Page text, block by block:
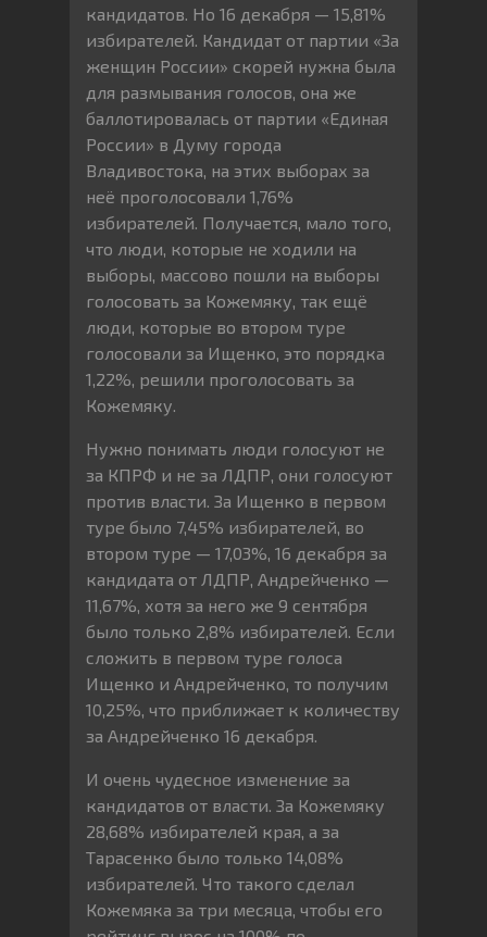
кандидатов. Но 16 декабря — 15,81%
избирателей. Кандидат от партии «За
женщин России» скорей нужна была
для размывания голосов, она же
баллотировалась от партии «Единая
России» в Думу города
Владивостока, на этих выборах за
неё проголосовали 1,76%
избирателей. Получается, мало того,
что люди, которые не ходили на
выборы, массово пошли на выборы
голосовать за Кожемяку, так ещё
люди, которые во втором туре
голосовали за Ищенко, это порядка
1,22%, решили проголосовать за
Кожемяку.
Нужно понимать люди голосуют не
за КПРФ и не за ЛДПР, они голосуют
против власти. За Ищенко в первом
туре было 7,45% избирателей, во
втором туре — 17,03%, 16 декабря за
кандидата от ЛДПР, Андрейченко —
11,67%, хотя за него же 9 сентября
было только 2,8% избирателей. Если
сложить в первом туре голоса
Ищенко и Андрейченко, то получим
10,25%, что приближает к количеству
за Андрейченко 16 декабря.
И очень чудесное изменение за
кандидатов от власти. За Кожемяку
28,68% избирателей края, а за
Тарасенко было только 14,08%
избирателей. Что такого сделал
Кожемяка за три месяца, чтобы его